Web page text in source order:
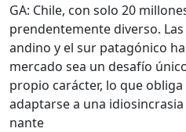
GA: Chile, con solo 20
pren­den­te­mente diver­so.
andi­no y el sur patagóni­co
mer­ca­do sea un desafío
pro­pio carác­ter, lo que
adap­tarse a una
nante